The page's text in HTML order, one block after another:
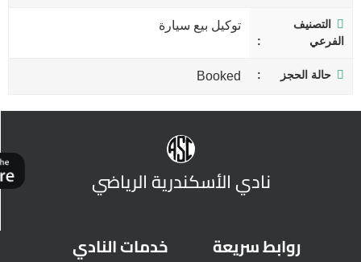
التصنيف
الفرعي
توكيل بيع سيارة
حالة الحجز Booked
نادي الأسكندرية الرياضي
روابط سريعة خدمات النادي